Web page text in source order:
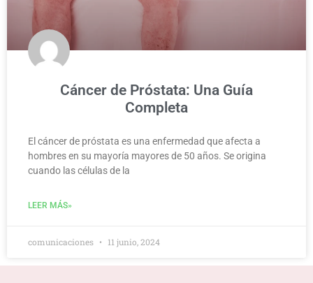
Cáncer de Próstata: Una Guía
Completa
El cáncer de próstata es una enfermedad que afecta a
hombres en su mayoría mayores de 50 años. Se origina
cuando las células de la
LEER MÁS»
comunicaciones 11 junio, 2024